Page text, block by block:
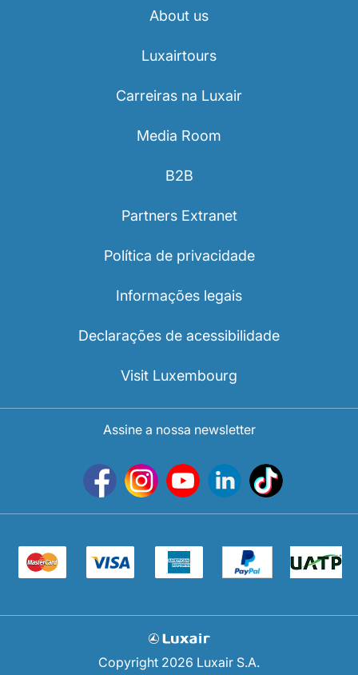
Carreiras na Luxair
About us
Luxairtours
Carreiras na Luxair
Media Room
B2B
Partners Extranet
Política de privacidade
Informações legais
Declarações de acessibilidade
Visit Luxembourg
Assine a nossa newsletter
Copyright 2026 Luxair S.A.